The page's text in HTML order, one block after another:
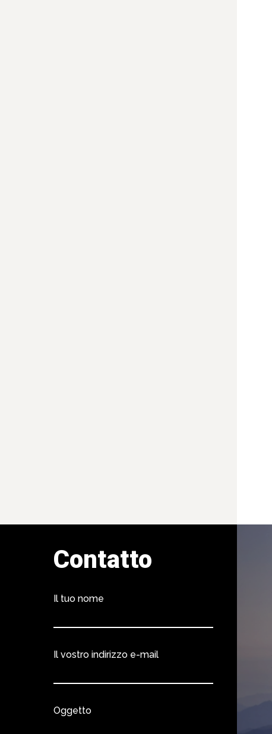
Contatto
Il tuo nome
Il vostro indirizzo e-mail
Oggetto